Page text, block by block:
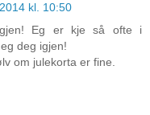
kl. 10:50
Eg er kje så ofte i
deg igjen!
om julekorta er fine.